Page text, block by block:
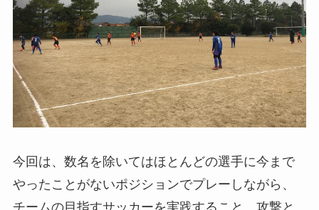
今回は、数名を除いてはほとんどの選手に今まで
やったことがないポジションでプレーしながら、